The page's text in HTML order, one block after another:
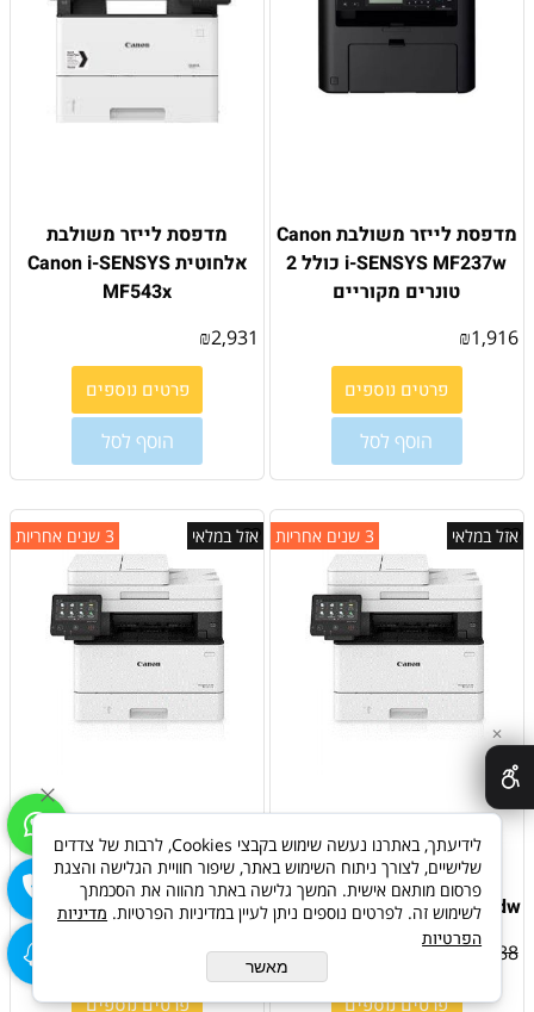
מדפסת לייזר משולבת Canon
i-SENSYS MF237w כולל 2
טונרים מקוריים
₪1,916
פרטים נוספים
הוסף לסל
מדפסת לייזר משולבת
אלחוטית Canon i-SENSYS
MF543x
₪2,931
פרטים נוספים
הוסף לסל
3 שנים אחריות אזל במלאי
מדפסת לייזר משולבת
אלחוטית Canon image
CLASS MF426dw+ טונר מתנה
₪1,888
₪1,704
פרטים נוספים
3 שנים אחריות אזל במלאי
מדפסת לייזר משולבת
אלחוטית Canon image
CLASS MF426dw
₪1,704
פרטים נוספים
✕
לידיעתך, באתרנו נעשה שימוש בקבצי Cookies, לרבות של צדדים
שלישיים, לצורך ניתוח השימוש באתר, שיפור חוויית הגלישה והצגת
פרסום מותאם אישית. המשך גלישה באתר מהווה את הסכמתך
לשימוש זה. לפרטים נוספים ניתן לעיין במדיניות הפרטיות. מדיניות
הפרטיות
מאשר